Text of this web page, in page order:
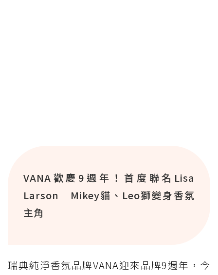
VANA歡慶9週年！首度聯名Lisa
Larson Mikey貓、Leo獅變身香氛
主角
瑞典純淨香氛品牌VANA迎來品牌9週年，今